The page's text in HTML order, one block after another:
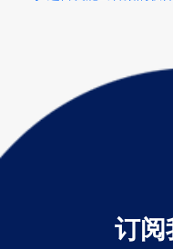
订阅